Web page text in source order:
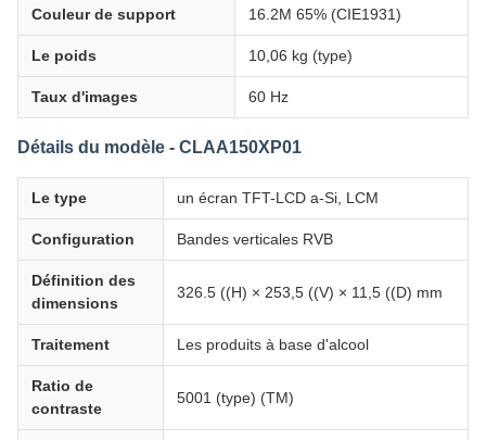
Couleur de support 16.2M 65% (CIE1931)
Le poids 10,06 kg (type)
Taux d'images 60 Hz
Détails du modèle - CLAA150XP01
Le type un écran TFT-LCD a-Si, LCM
Configuration Bandes verticales RVB
Définition des
dimensions
326.5 ((H) × 253,5 ((V) × 11,5 ((D) mm
Traitement Les produits à base d'alcool
Ratio de
contraste
5001 (type) (TM)